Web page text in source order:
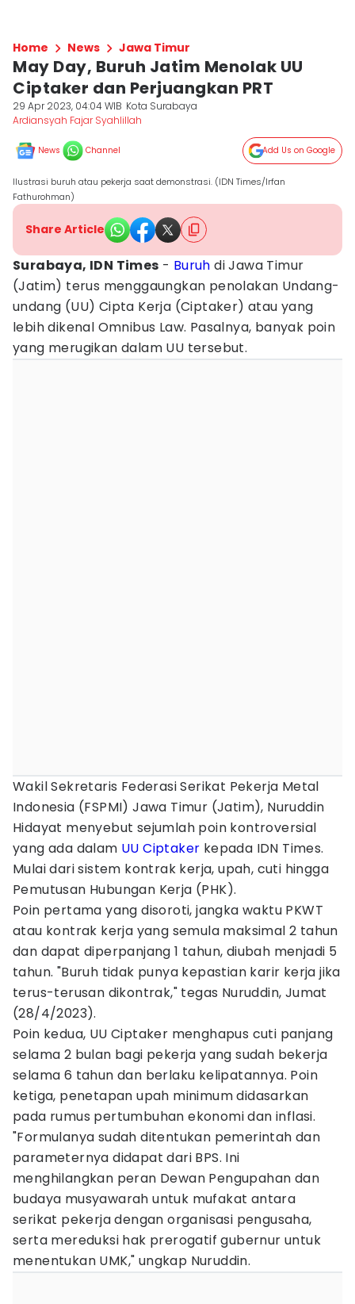
Home News Jawa Timur
May Day, Buruh Jatim Menolak UU
Ciptaker dan Perjuangkan PRT
29 Apr 2023, 04:04 WIB Kota Surabaya
Ardiansyah Fajar Syahlillah
News Channel Add Us on Google
Ilustrasi buruh atau pekerja saat demonstrasi. (IDN Times/Irfan
Fathurohman)
Share Article
Surabaya, IDN Times - Buruh di Jawa Timur
(Jatim) terus menggaungkan penolakan Undang-
undang (UU) Cipta Kerja (Ciptaker) atau yang
lebih dikenal Omnibus Law. Pasalnya, banyak poin
yang merugikan dalam UU tersebut.
Wakil Sekretaris Federasi Serikat Pekerja Metal
Indonesia (FSPMI) Jawa Timur (Jatim), Nuruddin
Hidayat menyebut sejumlah poin kontroversial
yang ada dalam UU Ciptaker kepada IDN Times.
Mulai dari sistem kontrak kerja, upah, cuti hingga
Pemutusan Hubungan Kerja (PHK).
Poin pertama yang disoroti, jangka waktu PKWT
atau kontrak kerja yang semula maksimal 2 tahun
dan dapat diperpanjang 1 tahun, diubah menjadi 5
tahun. "Buruh tidak punya kepastian karir kerja jika
terus-terusan dikontrak," tegas Nuruddin, Jumat
(28/4/2023).
Poin kedua, UU Ciptaker menghapus cuti panjang
selama 2 bulan bagi pekerja yang sudah bekerja
selama 6 tahun dan berlaku kelipatannya. Poin
ketiga, penetapan upah minimum didasarkan
pada rumus pertumbuhan ekonomi dan inflasi.
"Formulanya sudah ditentukan pemerintah dan
parameternya didapat dari BPS. Ini
menghilangkan peran Dewan Pengupahan dan
budaya musyawarah untuk mufakat antara
serikat pekerja dengan organisasi pengusaha,
serta mereduksi hak prerogatif gubernur untuk
menentukan UMK," ungkap Nuruddin.